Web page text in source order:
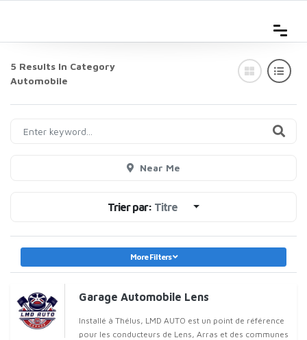
5 Results In Category
Automobile
Near Me
Trier par: Titre
More Filters
Garage Automobile Lens
Installé à Thélus, LMD AUTO est un point de référence
pour les conducteurs de Lens, Arras et des communes